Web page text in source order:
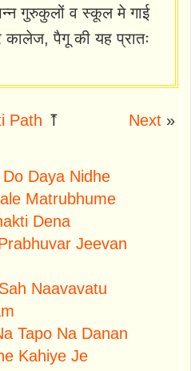
गुरुकुलों व स्कूल मे गाई
कालेज, पैगू की यह प्रातः
Path ⤒ Next»
Daya Nidhe
Matrubhume
Dena
Jeevan
Naavavatu
Tapo Na Danan
Kahiye Je